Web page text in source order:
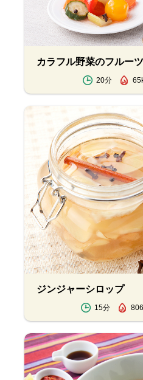
カラフル野菜のフルー
20分
ジンジャーシロップ
15分